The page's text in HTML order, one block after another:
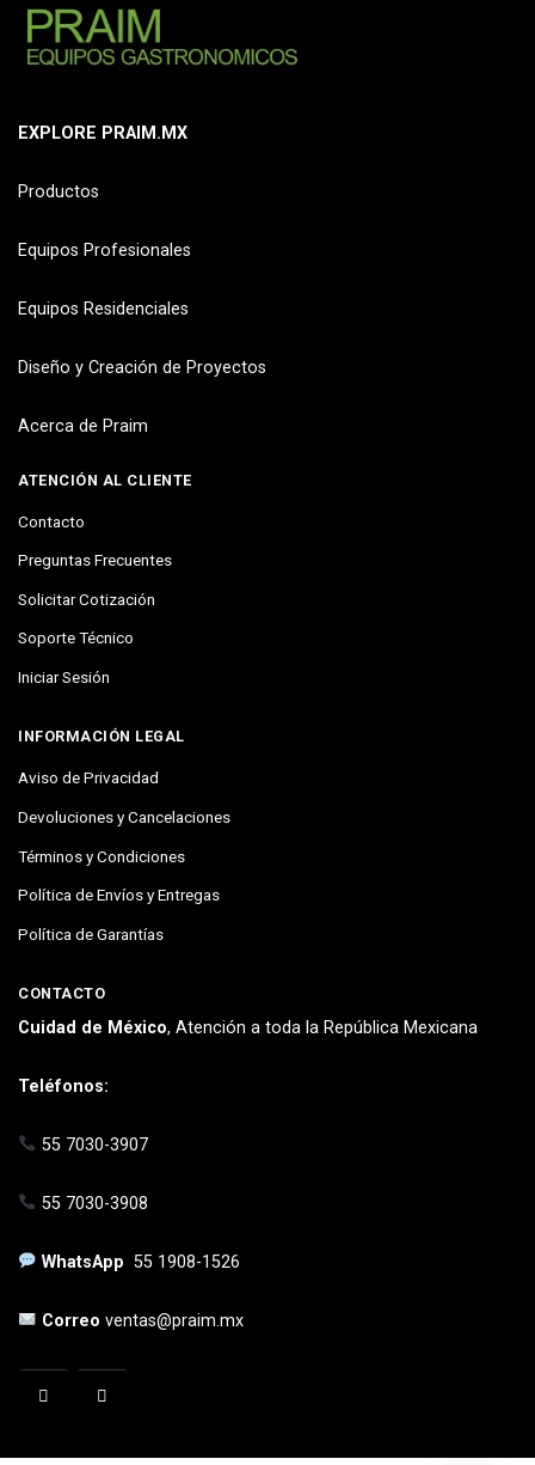
EXPLORE PRAIM.MX
Productos
Equipos Profesionales
Equipos Residenciales
Diseño y Creación de Proyectos
Acerca de Praim
ATENCIÓN AL CLIENTE
Contacto
Preguntas Frecuentes
Solicitar Cotización
Soporte Técnico
Iniciar Sesión
INFORMACIÓN LEGAL
Aviso de Privacidad
Devoluciones y Cancelaciones
Términos y Condiciones
Política de Envíos y Entregas
Política de Garantías
CONTACTO
Cuidad de México, Atención a toda la República Mexicana
Teléfonos:
55 7030-3907
55 7030-3908
WhatsApp55 1908-1526
Correoventas@praim.mx